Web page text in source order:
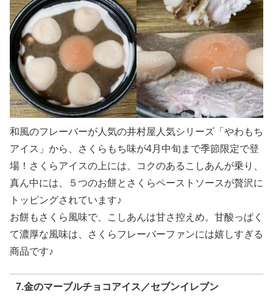
和風のフレーバーが人気の井村屋人気シリーズ「やわもち
アイス」から、さくらもち味が4月中旬まで季節限定で登
場！さくらアイスの上には、コクのあるこしあんが乗り、
真ん中には、５つのお餅とさくらペーストソースが贅沢に
トッピングされています♪
お餅もさくら風味で、こしあんは甘さ控えめ。甘酸っぱく
て濃厚な風味は、さくらフレーバーファンには嬉しすぎる
商品です♪
7.金のマーブルチョコアイス／セブンイレブン